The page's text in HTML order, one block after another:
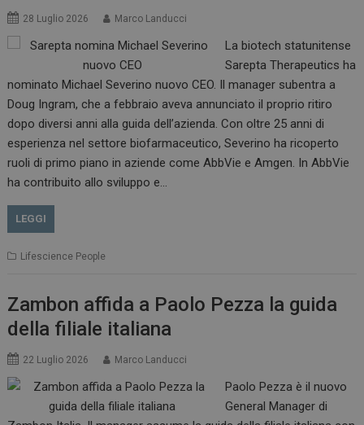
28 Luglio 2026 Marco Landucci
La biotech statunitense
Sarepta Therapeutics ha
nominato Michael Severino nuovo CEO. Il manager subentra a
Doug Ingram, che a febbraio aveva annunciato il proprio ritiro
dopo diversi anni alla guida dell’azienda. Con oltre 25 anni di
esperienza nel settore biofarmaceutico, Severino ha ricoperto
ruoli di primo piano in aziende come AbbVie e Amgen. In AbbVie
ha contribuito allo sviluppo e…
LEGGI
Lifescience People
Zambon affida a Paolo Pezza la guida
della filiale italiana
22 Luglio 2026 Marco Landucci
Paolo Pezza è il nuovo
General Manager di